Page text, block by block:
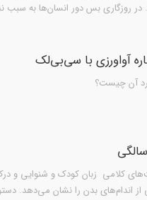
در روزگاری بس دور انسان‌ها به سبب
آواورزی با سی‌بی‌لک
آن چیست؟
کلامی زبان کودک و شنوایی و
اندام‌های بدن را نشان می‌دهد.